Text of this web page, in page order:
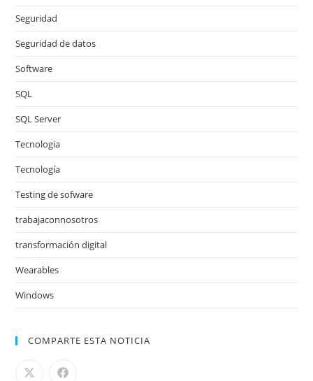
Seguridad
Seguridad de datos
Software
SQL
SQL Server
Tecnologia
Tecnología
Testing de sofware
trabajaconnosotros
transformación digital
Wearables
Windows
COMPARTE ESTA NOTICIA